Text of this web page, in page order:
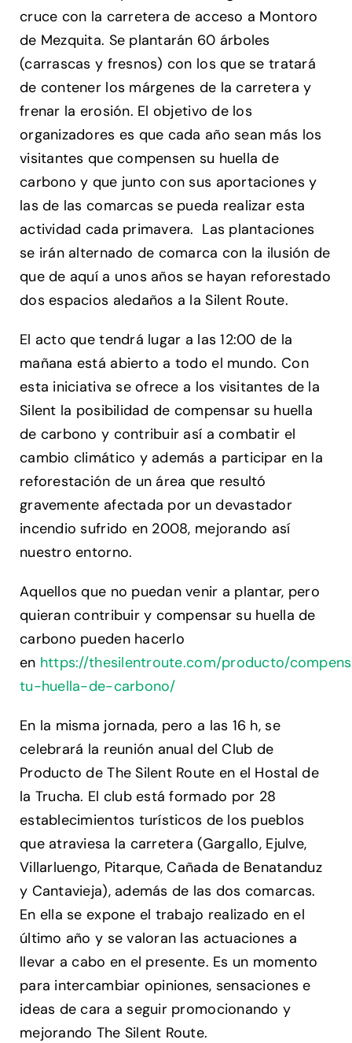
cruce con la carretera de acceso a Montoro
de Mezquita. Se plantarán 60 árboles
(carrascas y fresnos) con los que se tratará
de contener los márgenes de la carretera y
frenar la erosión. El objetivo de los
organizadores es que cada año sean más los
visitantes que compensen su huella de
carbono y que junto con sus aportaciones y
las de las comarcas se pueda realizar esta
actividad cada primavera. Las plantaciones
se irán alternado de comarca con la ilusión de
que de aquí a unos años se hayan reforestado
dos espacios aledaños a la Silent Route.
El acto que tendrá lugar a las 12:00 de la
mañana está abierto a todo el mundo. Con
esta iniciativa se ofrece a los visitantes de la
Silent la posibilidad de compensar su huella
de carbono y contribuir así a combatir el
cambio climático y además a participar en la
reforestación de un área que resultó
gravemente afectada por un devastador
incendio sufrido en 2008, mejorando así
nuestro entorno.
Aquellos que no puedan venir a plantar, pero
quieran contribuir y compensar su huella de
carbono pueden hacerlo
en https://thesilentroute.com/producto/
tu-huella-de-carbono/
En la misma jornada, pero a las 16 h, se
celebrará la reunión anual del Club de
Producto de The Silent Route en el Hostal de
la Trucha. El club está formado por 28
establecimientos turísticos de los pueblos
que atraviesa la carretera (Gargallo, Ejulve,
Villarluengo, Pitarque, Cañada de Benatanduz
y Cantavieja), además de las dos comarcas.
En ella se expone el trabajo realizado en el
último año y se valoran las actuaciones a
llevar a cabo en el presente. Es un momento
para intercambiar opiniones, sensaciones e
ideas de cara a seguir promocionando y
mejorando The Silent Route.